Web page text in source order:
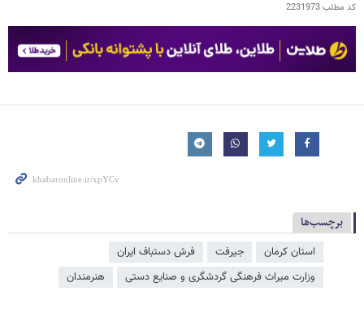
کد مطلب2231973
برچسب‌ها
استان کرمان جیرفت
فرش دستباف ایران
وزارت میراث‌ فرهنگی گردشگری و صنایع دستی
هنرمندان